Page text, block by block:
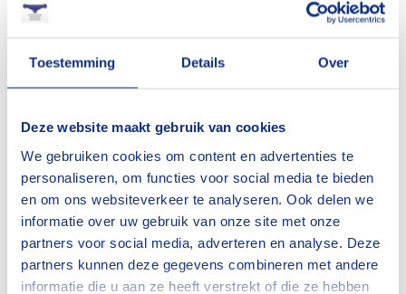
Toestemming Details Over
Deze website maakt gebruik van cookies
We gebruiken cookies om content en advertenties te
personaliseren, om functies voor social media te bieden
en om ons websiteverkeer te analyseren. Ook delen we
informatie over uw gebruik van onze site met onze
partners voor social media, adverteren en analyse. Deze
partners kunnen deze gegevens combineren met andere
informatie die u aan ze heeft verstrekt of die ze hebben
dat deze 4 tracks heeft zodat de machine in praktisch
elk terrein kan worden ingezet. Omdat er geen
afstempeling nodig is en de machine onder belasting
kan rijden, kun je op hoogte grote afstanden afleggen
zonder steeds naar beneden te moeten. Het is een
kwestie van genoeg en de juiste spullen meenemen en
je vermaakt je voorlopig boven prima.
Geen terrein te uitdagend